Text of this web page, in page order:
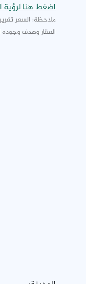
اضغط هنا لرؤية
ملاحظة: السعر
العقار وهدف وجوده